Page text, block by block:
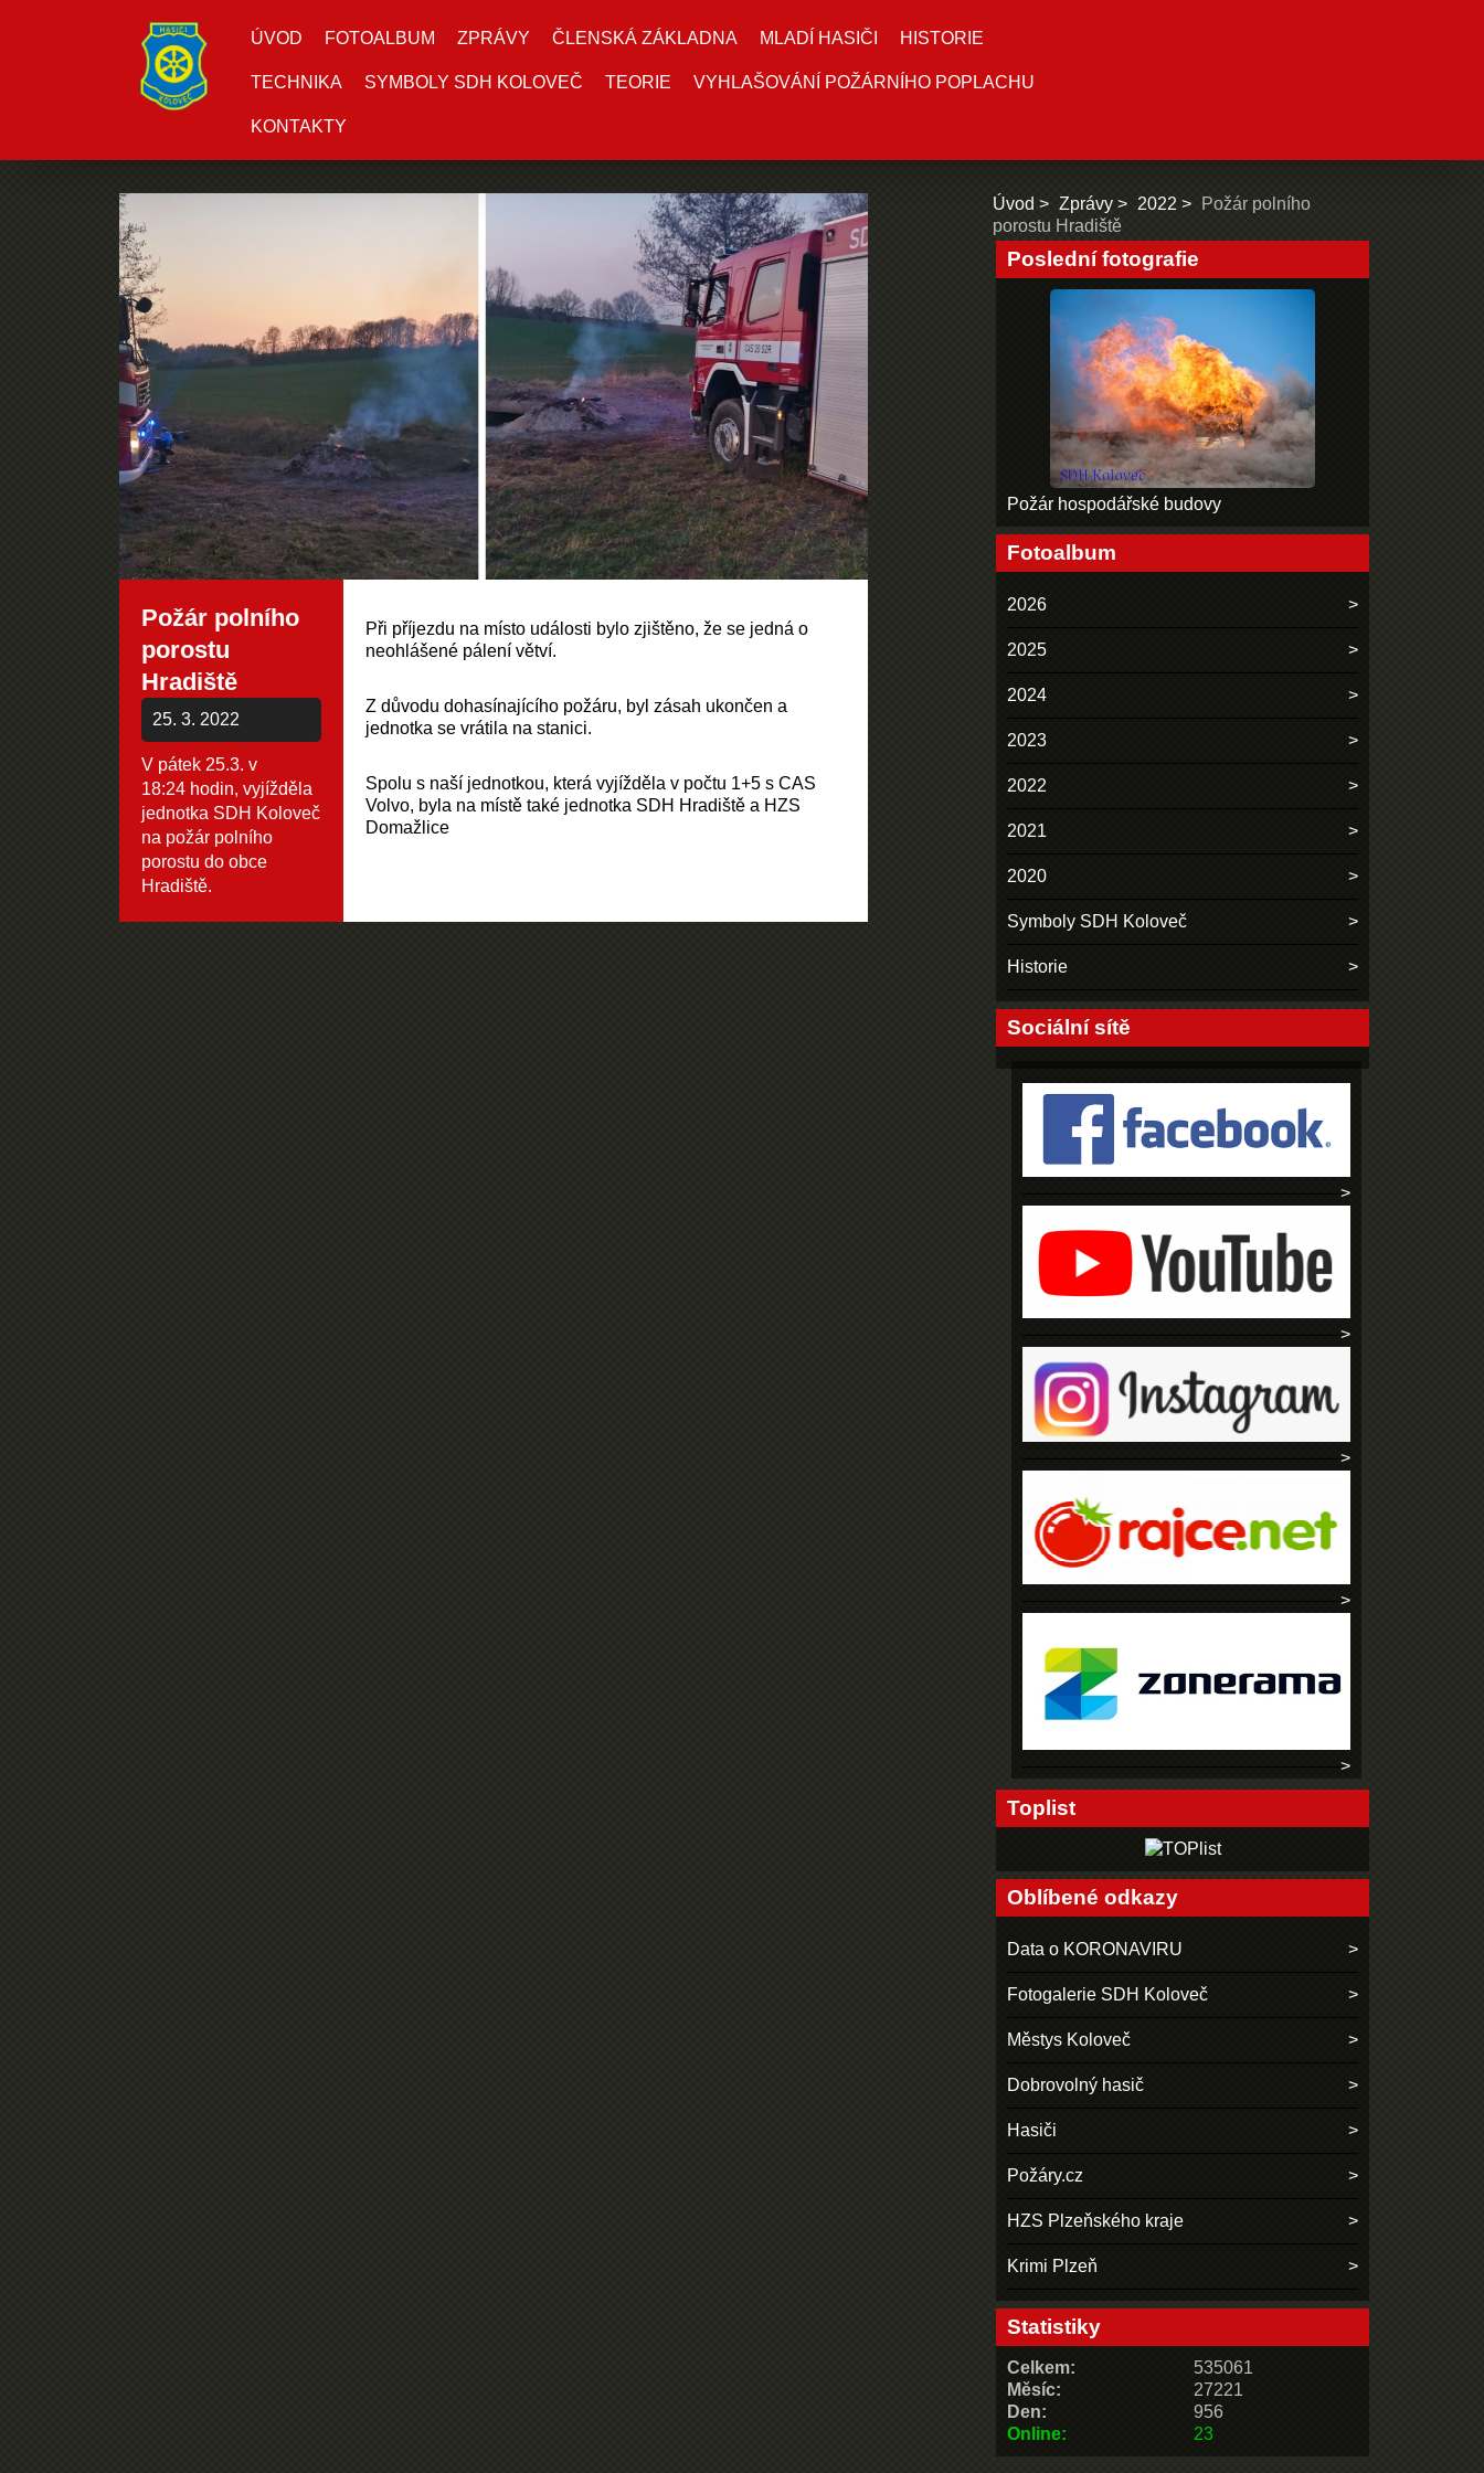
ÚVOD FOTOALBUM ZPRÁVY ČLENSKÁ ZÁKLADNA MLADÍ HASIČI HISTORIE
TECHNIKA SYMBOLY SDH KOLOVEČ TEORIE VYHLAŠOVÁNÍ POŽÁRNÍHO POPLACHU
KONTAKTY
Požár polního
porostu
Hradiště
25. 3. 2022
V pátek 25.3. v
18:24 hodin, vyjížděla
jednotka SDH Koloveč
na požár polního
porostu do obce
Hradiště.
Při příjezdu na místo události bylo zjištěno, že se jedná o
neohlášené pálení větví.
Z důvodu dohasínajícího požáru, byl zásah ukončen a
jednotka se vrátila na stanici.
Spolu s naší jednotkou, která vyjížděla v počtu 1+5 s CAS
Volvo, byla na místě také jednotka SDH Hradiště a HZS
Domažlice
Úvod Zprávy 2022
Požár polního
porostu Hradiště
Poslední fotografie
Požár hospodářské budovy
Fotoalbum
2026
2025
2024
2023
2022
2021
2020
Symboly SDH Koloveč
Historie
Sociální sítě
Toplist
Oblíbené odkazy
Data o KORONAVIRU
Fotogalerie SDH Koloveč
Městys Koloveč
Dobrovolný hasič
Hasiči
Požáry.cz
HZS Plzeňského kraje
Krimi Plzeň
Statistiky
Online: 23
Celkem:
535061
Měsíc:
27221
Den:
956